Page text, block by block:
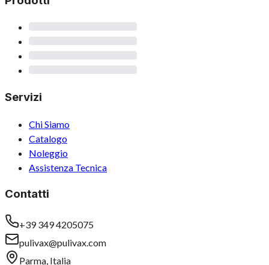
Servizi
Chi Siamo
Catalogo
Noleggio
Assistenza Tecnica
Contatti
+39 349 4205075
pulivax@pulivax.com
Parma, Italia